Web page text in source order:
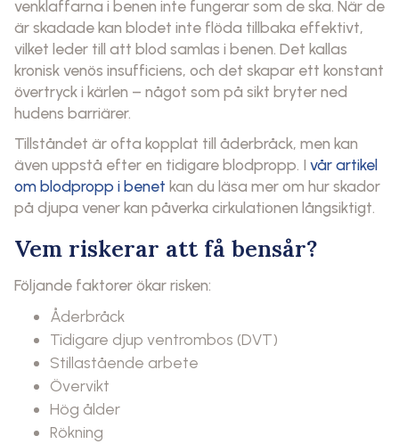
venklaffarna i benen inte fungerar som de ska. När de
är skadade kan blodet inte flöda tillbaka effektivt,
vilket leder till att blod samlas i benen. Det kallas
kronisk venös insufficiens, och det skapar ett konstant
övertryck i kärlen – något som på sikt bryter ned
hudens barriärer.
Tillståndet är ofta kopplat till åderbråck, men kan
även uppstå efter en tidigare blodpropp. I vår artikel
om blodpropp i benet kan du läsa mer om hur skador
på djupa vener kan påverka cirkulationen långsiktigt.
Vem riskerar att få bensår?
Följande faktorer ökar risken:
Åderbråck
Tidigare djup ventrombos (DVT)
Stillastående arbete
Övervikt
Hög ålder
Rökning